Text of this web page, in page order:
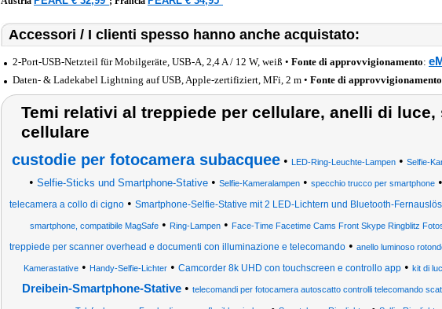
Accessori / I clienti spesso hanno anche acquistato:
2-Port-USB-Netzteil für Mobilgeräte, USB-A, 2,4 A / 12 W, weiß • Fonte di approvvigionamento:
Daten- & Ladekabel Lightning auf USB, Apple-zertifiziert, MFi, 2 m • Fonte di approvvigionamento
Temi relativi al treppiede per cellulare, anelli di
cellulare
custodie per fotocamera subacquee• LED-Ring-Leuchte-Lampen• Selfie-
• Selfie-Sticks und Smartphone-Stative • Selfie-Kameralampen • specchio trucco per smartphone •
telecamera a collo di cigno • Smartphone-Selfie-Stative mit 2 LED-Lichtern und Bluetooth-
smartphone, compatibile MagSafe • Ring-Lampen • Face-Time Facetime Cams Front Skype Ringblitz
treppiede per scanner overhead e documenti con illuminazione e telecomando • anello luminoso
Kamerastative • Handy-Selfie-Lichter • Camcorder 8k UHD con touchscreen e controllo app • kit di
Dreibein-Smartphone-Stative • telecomandi per fotocamera autoscatto controlli telecomando